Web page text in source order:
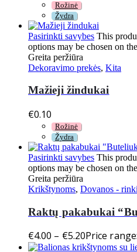
Rožinė
Žydra
Pasirinkti savybes This
options may be chosen on
Greita peržiūra
Dekoravimo prekės, Kita
Mažieji žindukai
€0.10
Rožinė
Žydra
Pasirinkti savybes This
options may be chosen on
Greita peržiūra
Krikštynoms, Dovanos -
Raktų pakabukai
€4.00 – €5.20Price